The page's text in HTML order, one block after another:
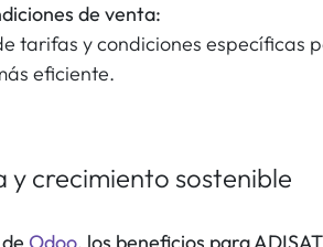
de venta:
tarifas y condiciones específicas
eficiente.
y crecimiento sostenible